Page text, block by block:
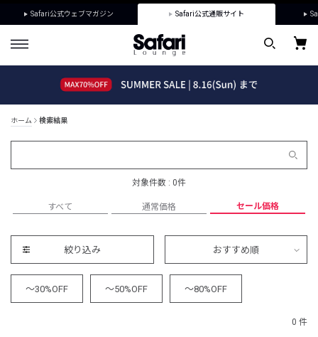
Safari公式ウェブマガジン Safari公式通販サイト
ホーム 検索結果
対象件数 : 0件
すべて 通常価格 セール価格
絞り込み おすすめ順
～30%OFF ～50%OFF ～80%OFF
0 件